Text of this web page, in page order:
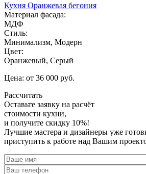
Кухня Оранжевая бегония
Материал фасада:
МДФ
Стиль:
Минимализм, Модерн
Цвет:
Оранжевый, Серый
Цена: от 36 000 руб.
Рассчитать
Оставьте заявку на расчёт
стоимости кухни,
и получите скидку 10%!
Лучшие мастера и дизайнеры уже
приступить к работе над Вашим